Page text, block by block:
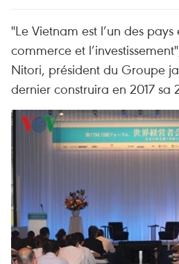
"Le Vietnam est l’un des
commerce et
Nitori, président du Groupe
dernier construira en 2017 sa